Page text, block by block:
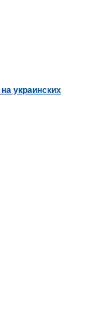
украинских